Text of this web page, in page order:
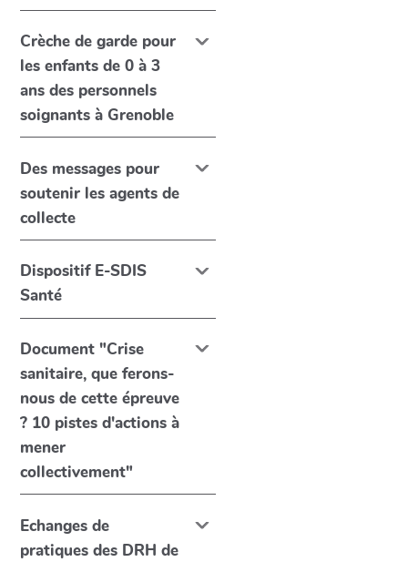
Crèche de garde pour
les enfants de 0 à 3
ans des personnels
soignants à Grenoble
Des messages pour
soutenir les agents de
collecte
Dispositif E-SDIS
Santé
Document "Crise
sanitaire, que ferons-
nous de cette épreuve
? 10 pistes d'actions à
mener
collectivement"
Echanges de
pratiques des DRH de